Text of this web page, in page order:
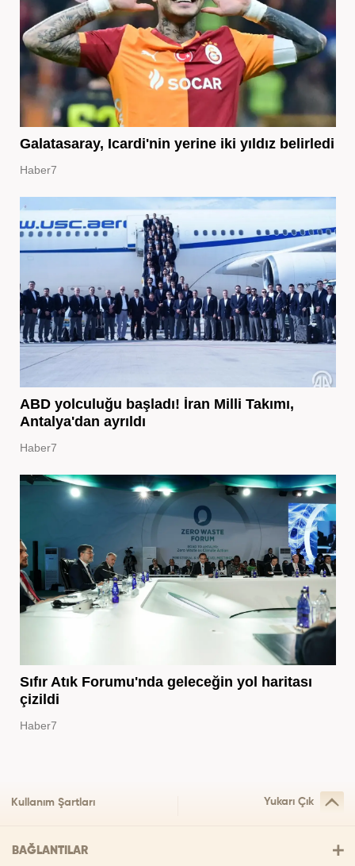
Galatasaray, Icardi'nin yerine iki yıldız belirledi
Haber7
ABD yolculuğu başladı! İran Milli Takımı,
Antalya'dan ayrıldı
Haber7
Sıfır Atık Forumu'nda geleceğin yol haritası
çizildi
Haber7
Kullanım Şartları Yukarı Çık
BAĞLANTILAR